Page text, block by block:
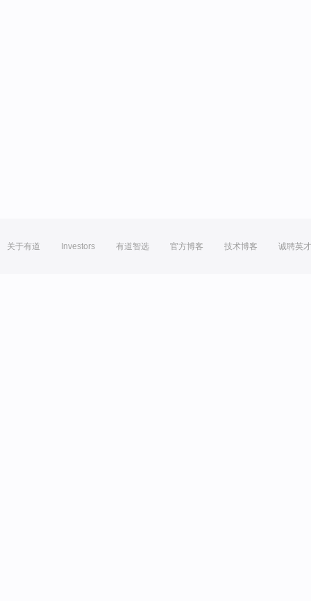
关于有道 Investors 有道智选 官方博客 技术博客 诚聘英才